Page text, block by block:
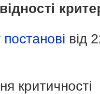
постанові від
критичності